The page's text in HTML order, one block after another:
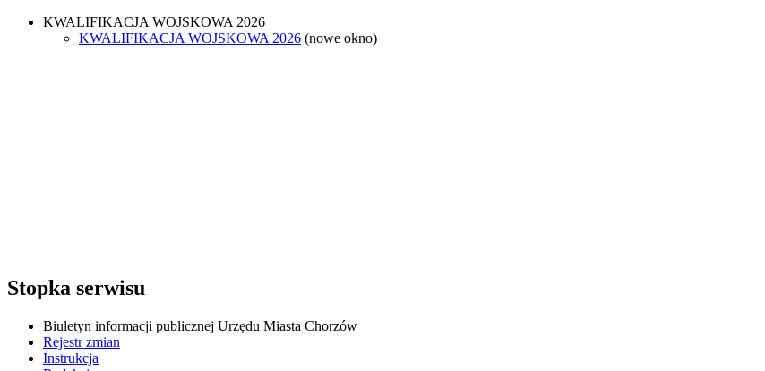
KWALIFIKACJA WOJSKOWA 2026
KWALIFIKACJA WOJSKOWA 2026 (nowe okno)
Stopka serwisu
Biuletyn informacji publicznej Urzędu Miasta Chorzów
Rejestr zmian
Instrukcja